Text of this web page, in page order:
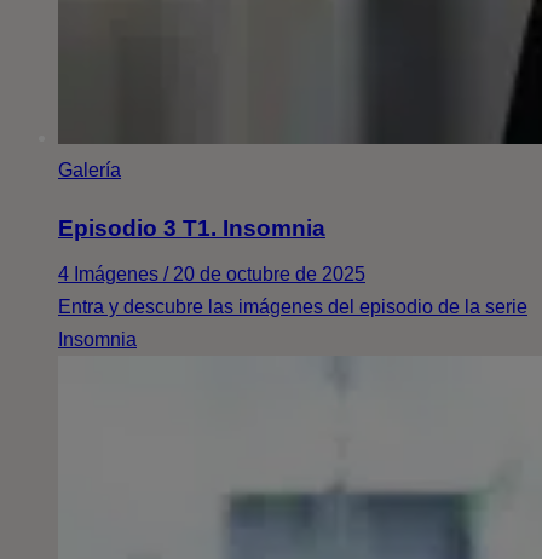
Galería
Episodio 3 T1. Insomnia
4 Imágenes / 20 de octubre de 2025
Entra y descubre las imágenes del episodio de la serie
Insomnia